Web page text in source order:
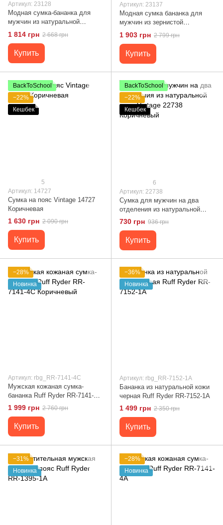
Артикул: 23128
Модная сумка-бананка для
мужчин из натуральной
зернистой кожи Shvigel 23128
Коричневый
1 814 грн 2 668 грн
Купить
Артикул: 23137
Модная сумка бананка для
мужчин из зернистой
натуральной кожи Shvigel
23137 Коричневый
1 903 грн 2 799 грн
Купить
BackToSchool
−22%
Кешбек
5
Артикул: 14727
Сумка на пояс Vintage 14727
Коричневая
1 630 грн 2 090 грн
Купить
BackToSchool
−22%
Кешбек
6
Артикул: 22738
Сумка для мужчин на два
отделения из натуральной
кожи Vintage 22738
Коричневый
730 грн 936 грн
Купить
−28%
Новинка
Артикул: rbg_RR-7141-4C
Мужская кожаная сумка-
бананка Ruff Ryder RR-7141-4C
Коричневый
1 999 грн 2 760 грн
Купить
−36%
Новинка
Артикул: rbg_RR-7152-1A
Бананка из натуральной кожи
черная Ruff Ryder RR-7152-1A
1 499 грн 2 350 грн
Купить
−31%
Новинка
−28%
Новинка